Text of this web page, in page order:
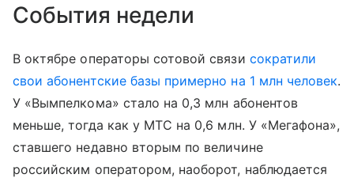
События недели
В октябре операторы сотовой связи сократили
свои абонентские базы примерно на 1 млн человек.
У «Вымпелкома» стало на 0,3 млн абонентов
меньше, тогда как у МТС на 0,6 млн. У «Мегафона»,
ставшего недавно вторым по величине
российским оператором, наоборот, наблюдается